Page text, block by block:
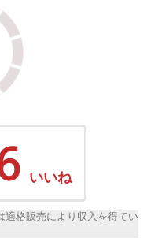
いいね
適格販売により収入を得てい